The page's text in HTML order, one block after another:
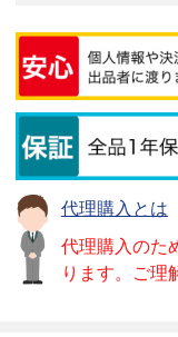
代理購入とは
代理購入のた
ります。ご理